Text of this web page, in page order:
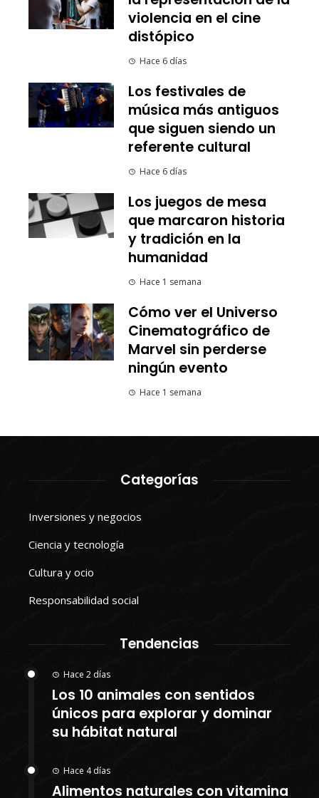
violencia en el cine
distópico
Hace 6 días
Los festivales de
música más antiguos
que siguen siendo un
referente cultural
Hace 6 días
Los juegos de mesa
que marcaron historia
y tradición en la
humanidad
Hace 1 semana
Cómo ver el Universo
Cinematográfico de
Marvel sin perderse
ningún evento
Hace 1 semana
Categorías
Inversiones y negocios
Ciencia y tecnología
Cultura y ocio
Responsabilidad social
Tendencias
Hace 2 días
Los 10 animales con sentidos
únicos para explorar y dominar
su hábitat natural
Hace 4 días
Alimentos naturales con vitamina